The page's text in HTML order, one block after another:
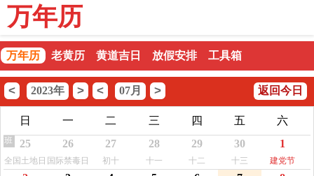
万年历
万年历 老黄历 黄道吉日 放假安排 工具箱
< 2023年 > < 07月 > 返回今日
日 一 二 三 四 五
六
25
全国土地日
班 26
国际禁毒日
27
初十
28
十一
29
十二
30
十三
1
建党节